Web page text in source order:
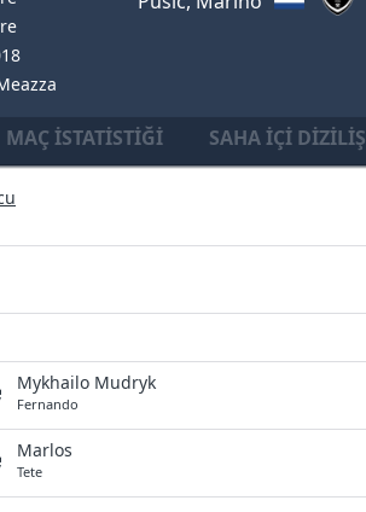
MAÇ İSTATISTIĞI SAHA İÇI DIZILIŞ
Mykhailo Mudryk
Fernando
Marlos
Tete